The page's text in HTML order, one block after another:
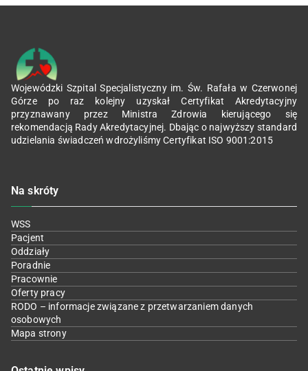
Wojewódzki Szpital Specjalistyczny im. Św. Rafała w Czerwonej
Górze po raz kolejny uzyskał Certyfikat Akredytacyjny
przyznawany przez Ministra Zdrowia kierującego się
rekomendacją Rady Akredytacyjnej. Dbając o najwyższy standard
udzielania świadczeń wdrożyliśmy Certyfikat ISO 9001:2015
Na skróty
WSS
Pacjent
Oddziały
Poradnie
Pracownie
Oferty pracy
RODO – informacje związane z przetwarzaniem danych
osobowych
Mapa strony